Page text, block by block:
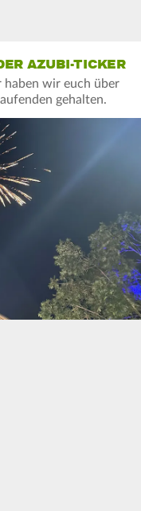
AZUBI-TICKER
haben wir euch über
gehalten.